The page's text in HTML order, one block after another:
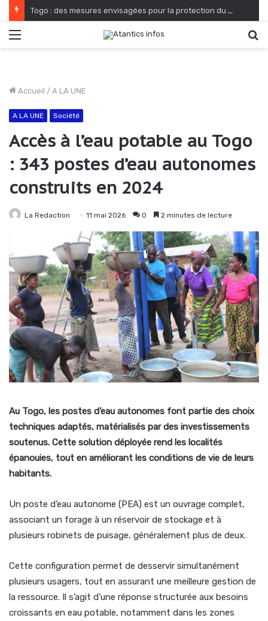
Accueil / A LA UNE
A LA UNE Société
Accès à l’eau potable au Togo
: 343 postes d’eau autonomes
construits en 2024
La Redaction 11 mai 2026 0 2 minutes de lecture
Au Togo, les postes d’eau autonomes font partie des choix
techniques adaptés, matérialisés par des investissements
soutenus. Cette solution déployée rend les localités
épanouies, tout en améliorant les conditions de vie de leurs
habitants.
Un poste d’eau autonome (PEA) est un ouvrage complet,
associant un forage à un réservoir de stockage et à
plusieurs robinets de puisage, généralement plus de deux.
Cette configuration permet de desservir simultanément
plusieurs usagers, tout en assurant une meilleure gestion de
la ressource. Il s’agit d’une réponse structurée aux besoins
croissants en eau potable, notamment dans les zones